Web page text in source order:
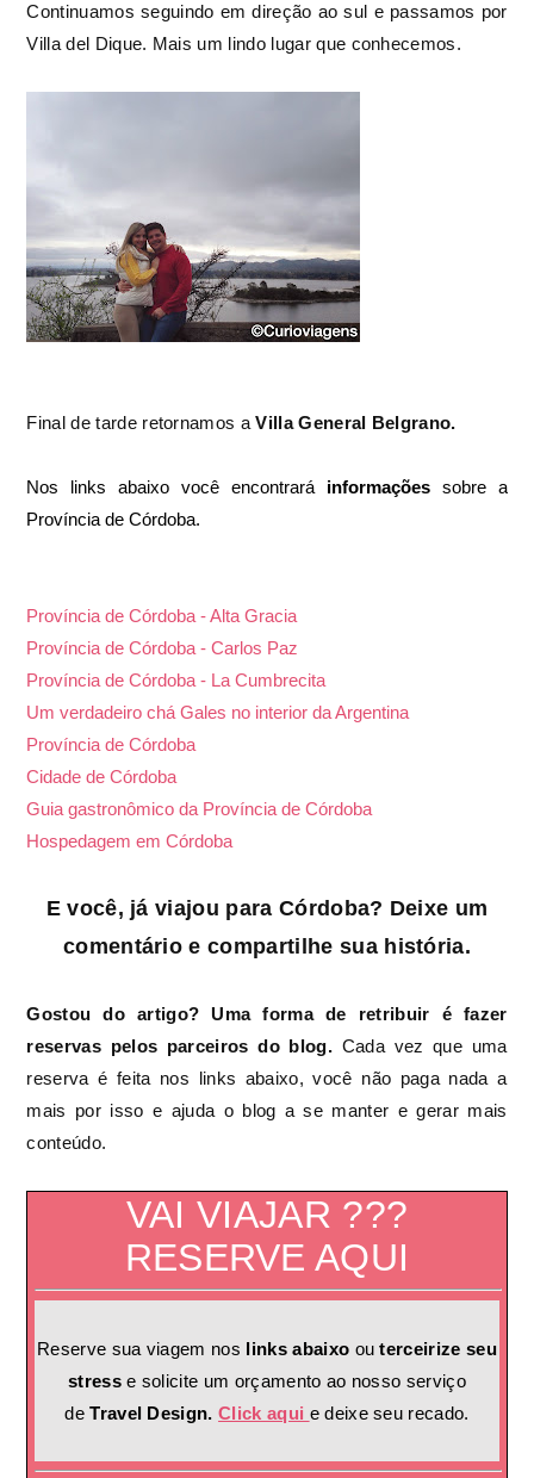
Continuamos seguindo em direção ao sul e passamos por
Villa del Dique. Mais um lindo lugar que conhecemos.
Final de tarde retornamos aVilla General Belgrano.
Nos links abaixo você encontraráinformaçõessobre a
Província de Córdoba.
Província de Córdoba - Alta Gracia
Província de Córdoba - Carlos Paz
Província de Córdoba - La Cumbrecita
Um verdadeiro chá Gales no interior da Argentina
Província de Córdoba
Cidade de Córdoba
Guia gastronômico da Província de Córdoba
Hospedagem em Córdoba
E você, já viajou para Córdoba? Deixe um
comentário e compartilhe sua história.
Gostou do artigo? Uma forma de retribuir é fazer
reservas pelos parceiros do blog. Cada vez que uma
reserva é feita nos links abaixo, você não paga nada a
mais por isso e ajuda o blog a se manter e gerar mais
conteúdo.
VAI VIAJAR ???
RESERVE AQUI
Reserve sua viagem nos links abaixo ou terceirize seu
stresse solicite um orçamento ao nosso serviço
deTravel Design.Click aqui e deixe seu recado.